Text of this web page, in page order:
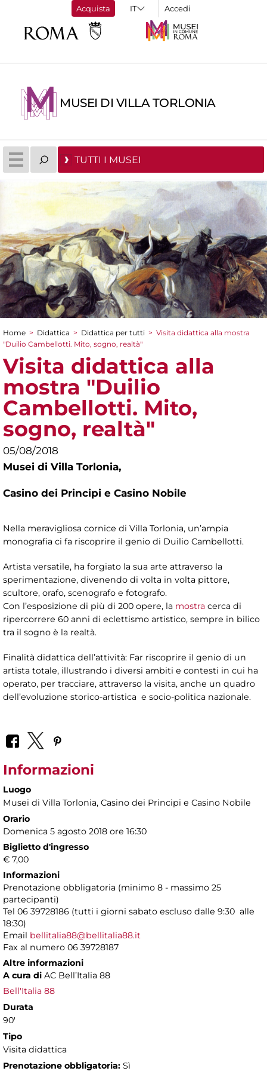
Acquista Accedi
MUSEI DI VILLA TORLONIA
TUTTI I MUSEI
Tu sei qui
Home > Didattica > Didattica per tutti > Visita didattica alla mostra
"Duilio Cambellotti. Mito, sogno, realtà"
Visita didattica alla
mostra "Duilio
Cambellotti. Mito,
sogno, realtà"
05/08/2018
Musei di Villa Torlonia,
Casino dei Principi e Casino Nobile
Nella meravigliosa cornice di Villa Torlonia, un’ampia
monografia ci fa riscoprire il genio di Duilio Cambellotti.
Artista versatile, ha forgiato la sua arte attraverso la
sperimentazione, divenendo di volta in volta pittore,
scultore, orafo, scenografo e fotografo.
Con l’esposizione di più di 200 opere, la mostra cerca di
ripercorrere 60 anni di eclettismo artistico, sempre in bilico
tra il sogno è la realtà.
Finalità didattica dell’attività: Far riscoprire il genio di un
artista totale, illustrando i diversi ambiti e contesti in cui ha
operato, per tracciare, attraverso la visita, anche un quadro
dell’evoluzione storico-artistica e socio-politica nazionale.
Informazioni
Luogo
Musei di Villa Torlonia, Casino dei Principi e Casino Nobile
Orario
Domenica 5 agosto 2018 ore 16:30
Biglietto d'ingresso
€ 7,00
Informazioni
Prenotazione obbligatoria (minimo 8 - massimo 25
partecipanti)
Tel 06 39728186 (tutti i giorni sabato escluso dalle 9:30 alle
18:30)
Email bellitalia88@bellitalia88.it
Fax al numero 06 39728187
Altre informazioni
A cura di AC Bell’Italia 88
Bell'Italia 88
Durata
90'
Tipo
Visita didattica
Prenotazione obbligatoria: Sì